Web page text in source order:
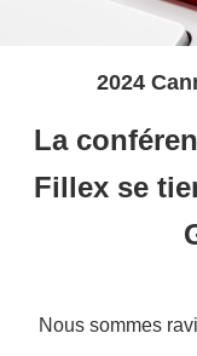
2024
La
Fillex se
Nous sommes